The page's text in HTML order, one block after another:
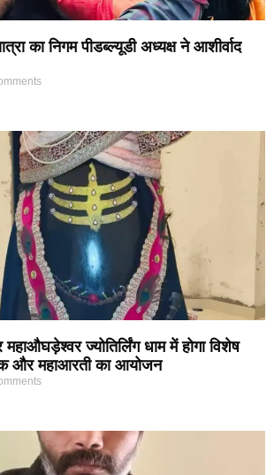
का निगम पीडब्ल्यूडी अध्यक्ष ने आशीर्वाद
ज्योतिर्लिंग धाम में होगा विशेष
और महाआरती का आयोजन